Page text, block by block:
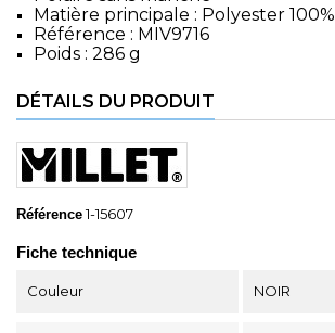
Matière principale : Polyester 100%
Référence : MIV9716
Poids : 286 g
DÉTAILS DU PRODUIT
Référence 1-15607
Fiche technique
Couleur NOIR